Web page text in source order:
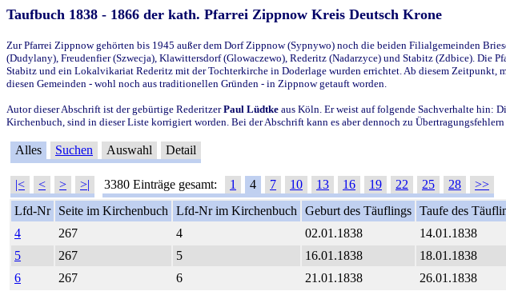
Taufbuch 1838 - 1866 der kath. Pfarrei Zippnow Kreis Deutsch Krone
Zur Pfarrei Zippnow gehörten bis 1945 außer dem Dorf Zippnow (Sypnywo) noch die beiden Filialgemeinden
(Dudylany), Freudenfier (Szwecja), Klawittersdorf (Glowaczewo), Rederitz (Nadarzyce) und Stabitz (Zdbice).
Stabitz und ein Lokalvikariat Rederitz mit der Tochterkirche in Doderlage wurden errichtet. Ab diesem Zeitpunkt,
diesen Gemeinden - wohl noch aus traditionellen Gründen - in Zippnow getauft worden.
Autor dieser Abschrift ist der gebürtige RederitzerPaul Lüdtke aus Köln. Er weist auf folgende Sachverhalte hin:
Kirchenbuch, sind in dieser Liste korrigiert worden. Bei der Abschrift kann es aber dennoch zu
Alles Suchen Auswahl Detail
|< < > >| 3380 Einträge gesamt: 1 4 7 10 13 16 19 22 25 28
>>
Lfd-Nr
Seite im Kirchenbuch Lfd-Nr im Kirchenbuch Geburt des Täuflings Taufe des
4
267 4 02.01.1838 14.01.1838
5
267 5 16.01.1838 18.01.1838
6
267 6 21.01.1838 26.01.1838